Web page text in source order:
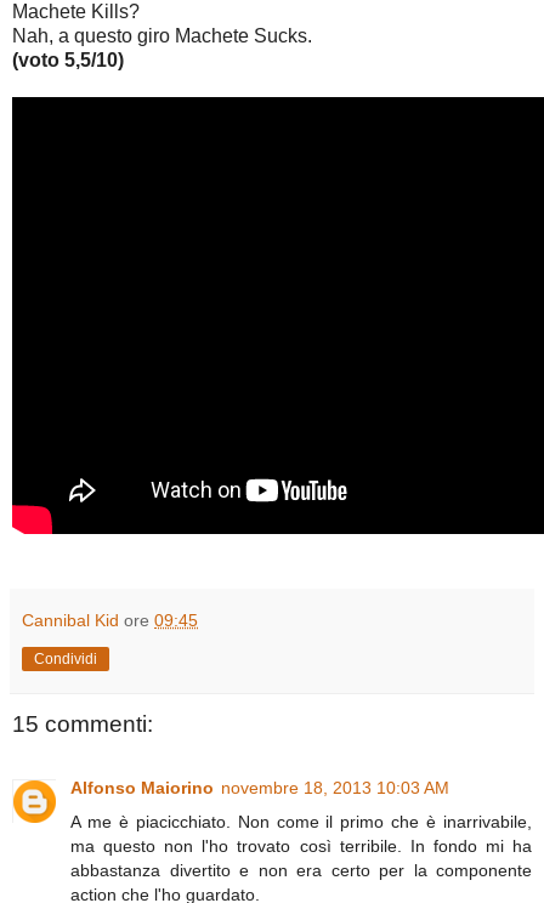
Machete Kills?
Nah, a questo giro Machete Sucks.
(voto 5,5/10)
Cannibal Kid ore 09:45
Condividi
15 commenti:
Alfonso Maiorino novembre 18, 2013 10:03 AM
A me è piacicchiato. Non come il primo che è inarrivabile,
ma questo non l'ho trovato così terribile. In fondo mi ha
abbastanza divertito e non era certo per la componente
action che l'ho guardato.